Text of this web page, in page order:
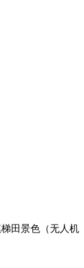
田景色（无人机